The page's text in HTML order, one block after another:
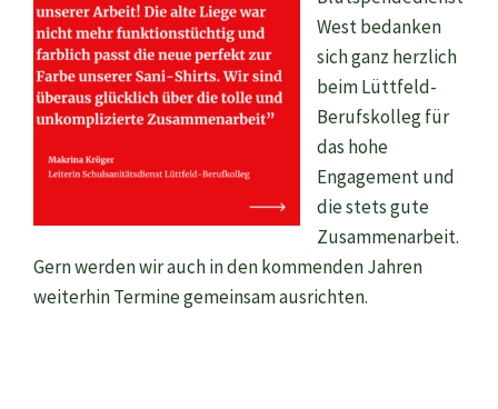
West bedanken
sich ganz herzlich
beim Lüttfeld-
Berufskolleg für
das hohe
Engagement und
die stets gute
Zusammenarbeit.
Gern werden wir auch in den kommenden Jahren
weiterhin Termine gemeinsam ausrichten.